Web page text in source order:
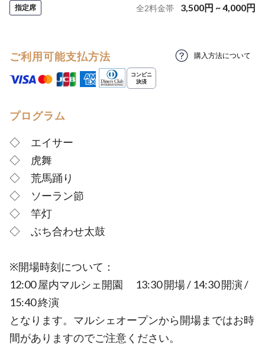
指定席 全2料金帯 3,500円 ~4,000円
ご利用可能支払方法 購入方法について
プログラム
◇ エイサー
◇ 虎舞
◇ 荒馬踊り
◇ ソーラン節
◇ 竿灯
◇ ぶち合わせ太鼓
※開場時刻について：
12:00 屋内マルシェ開園 13:30 開場 / 14:30 開演 /
15:40 終演
となります。マルシェオープンから開場まではお時
間がありますのでご注意ください。